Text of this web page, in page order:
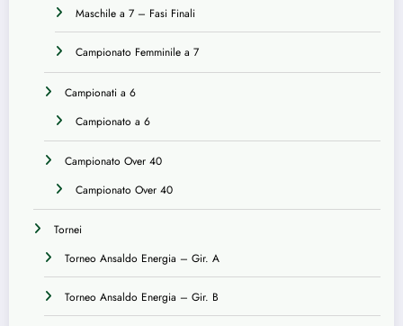
Maschile a 7 – Fasi Finali
Campionato Femminile a 7
Campionati a 6
Campionato a 6
Campionato Over 40
Campionato Over 40
Tornei
Torneo Ansaldo Energia – Gir. A
Torneo Ansaldo Energia – Gir. B